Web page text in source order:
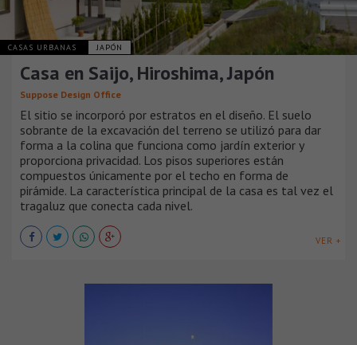
CASAS URBANAS JAPÓN
Casa en Saijo, Hiroshima, Japón
Suppose Design Office
El sitio se incorporó por estratos en el diseño. El suelo
sobrante de la excavación del terreno se utilizó para dar
forma a la colina que funciona como jardín exterior y
proporciona privacidad. Los pisos superiores están
compuestos únicamente por el techo en forma de
pirámide. La característica principal de la casa es tal vez el
tragaluz que conecta cada nivel.
VER +